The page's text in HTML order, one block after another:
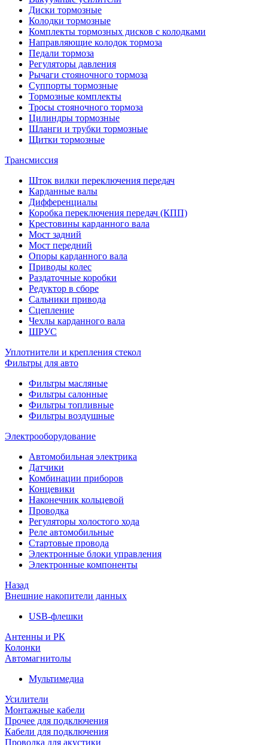
Диски тормозные
Колодки тормозные
Комплекты тормозных дисков с колодками
Направляющие колодок тормоза
Педали тормоза
Регуляторы давления
Рычаги стояночного тормоза
Суппорты тормозные
Тормозные комплекты
Тросы стояночного тормоза
Цилиндры тормозные
Шланги и трубки тормозные
Щитки тормозные
Трансмиссия
Шток вилки переключения передач
Карданные валы
Дифференциалы
Коробка переключения передач (КПП)
Крестовины карданного вала
Мост задний
Мост передний
Опоры карданного вала
Приводы колес
Раздаточные коробки
Редуктор в сборе
Сальники привода
Сцепление
Чехлы карданного вала
ШРУС
Уплотнители и крепления стекол
Фильтры для авто
Фильтры масляные
Фильтры салонные
Фильтры топливные
Фильтры воздушные
Электрооборудование
Автомобильная электрика
Датчики
Комбинации приборов
Концевики
Наконечник кольцевой
Проводка
Регуляторы холостого хода
Реле автомобильные
Стартовые провода
Электронные блоки управления
Электронные компоненты
Назад
Внешние накопители данных
USB-флешки
Антенны и РК
Колонки
Автомагнитолы
Мультимедиа
Усилители
Монтажные кабели
Прочее для подключения
Кабели для подключения
Проводка для акустики